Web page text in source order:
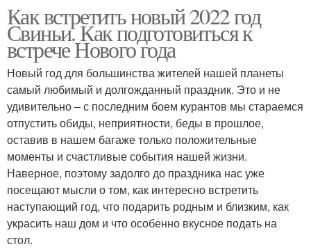
Как встретить новый 2022 год
Свиньи. Как подготовиться к
встрече Нового года
Новый год для большинства жителей нашей планеты
самый любимый и долгожданный праздник. Это и не
удивительно – с последним боем курантов мы стараемся
отпустить обиды, неприятности, беды в прошлое,
оставив в нашем багаже только положительные
моменты и счастливые события нашей жизни.
Наверное, поэтому задолго до праздника нас уже
посещают мысли о том, как интересно встретить
наступающий год, что подарить родным и близким, как
украсить наш дом и что особенно вкусное подать на
стол.